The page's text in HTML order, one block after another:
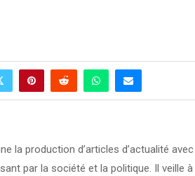
la production d’articles d’actualité
par la société et la politique. Il veille